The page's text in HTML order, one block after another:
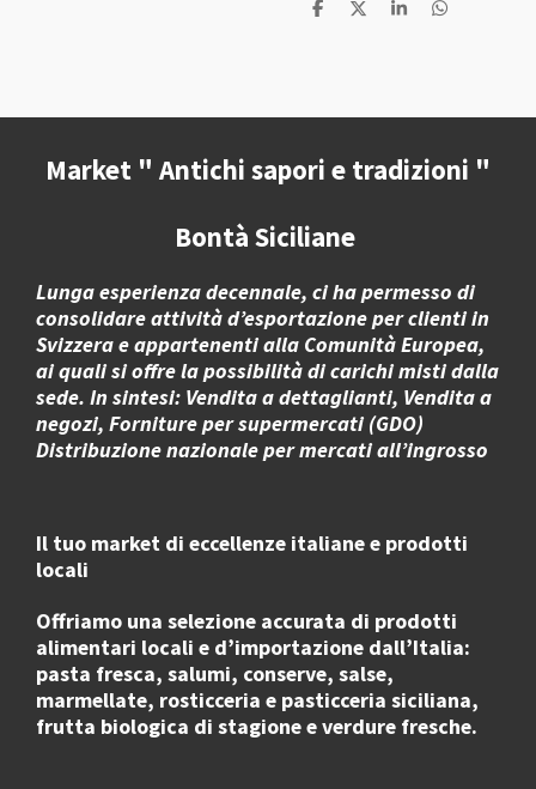
C
i
i
C
i
i
C
i
i
C
i
Market " Antichi sapori e tradizioni "
Bontà Siciliane
Lunga esperienza decennale, ci ha permesso di
consolidare attività d’esportazione per clienti in
Svizzera e appartenenti alla Comunità Europea,
ai quali si offre la possibilità di carichi misti dalla
sede. In sintesi: Vendita a dettaglianti, Vendita a
negozi, Forniture per supermercati (GDO)
Distribuzione nazionale per mercati all’ingrosso
Il tuo market di eccellenze italiane e prodotti
locali
Offriamo una selezione accurata di prodotti
alimentari locali e d’importazione dall’Italia:
pasta fresca, salumi, conserve, salse,
marmellate, rosticceria e pasticceria siciliana,
frutta biologica di stagione e verdure fresche.